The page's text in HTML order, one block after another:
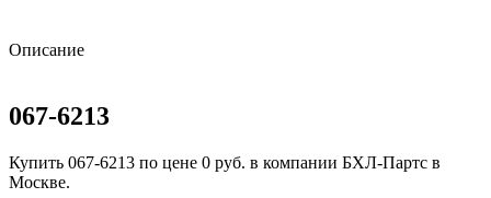
Описание
067-6213
Купить 067-6213 по цене 0 руб. в компании БХЛ-Партс в
Москве.